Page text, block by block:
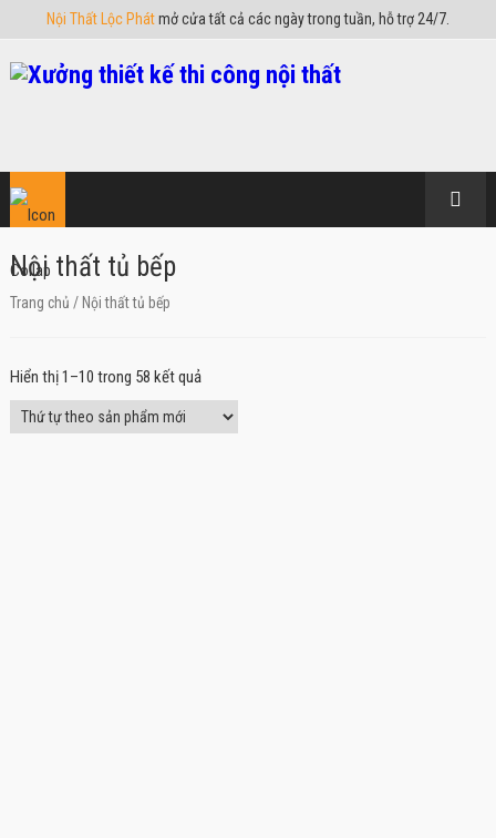
Nội Thất Lộc Phátmở cửa tất cả các ngày trong tuần, hỗ trợ 24/7.
Nội thất tủ bếp
Trang chủ / Nội thất tủ bếp
Hiển thị 1–10 trong 58 kết quả